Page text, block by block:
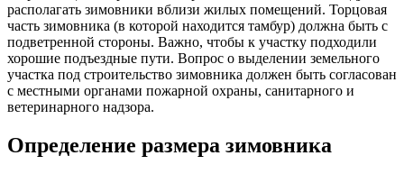
располагать зимовники вблизи жилых помещений. Торцовая
часть зимовника (в которой находится тамбур) должна быть с
подветренной стороны. Важно, чтобы к участку подходили
хорошие подъездные пути. Вопрос о выделении земельного
участка под строительство зимовника должен быть согласован
с местными органами пожарной охраны, санитарного и
ветеринарного надзора.
Определение размера зимовника